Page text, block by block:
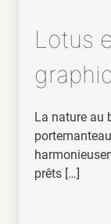
Lotus
La nature au
prêts […]